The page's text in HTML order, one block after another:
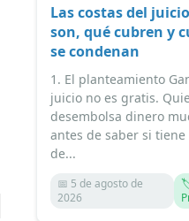
Las costas del
son, qué cubren y
se condenan
1. El planteamiento
juicio no es gratis.
desembolsa dinero
antes de saber si tiene
de...
📅 5 de agosto de
2026